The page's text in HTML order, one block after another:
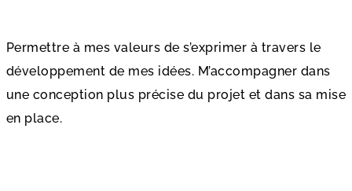
Permettre à mes valeurs de s’exprimer à travers le
développement de mes idées. M’accompagner dans
une conception plus précise du projet et dans sa mise
en place.